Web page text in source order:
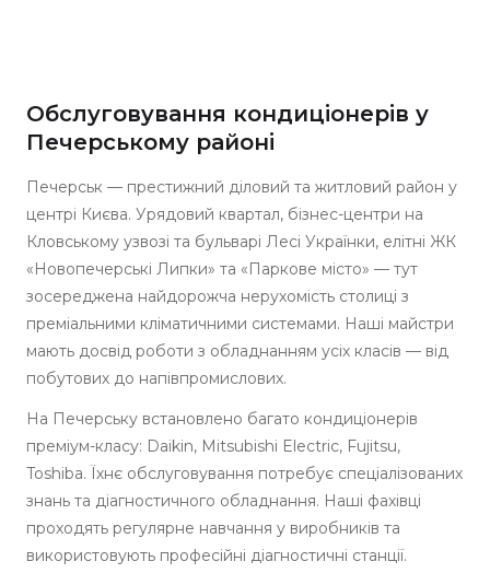
Обслуговування кондиціонерів у
Печерському районі
Печерськ — престижний діловий та житловий район у
центрі Києва. Урядовий квартал, бізнес-центри на
Кловському узвозі та бульварі Лесі Українки, елітні ЖК
«Новопечерські Липки» та «Паркове місто» — тут
зосереджена найдорожча нерухомість столиці з
преміальними кліматичними системами. Наші майстри
мають досвід роботи з обладнанням усіх класів — від
побутових до напівпромислових.
На Печерську встановлено багато кондиціонерів
преміум-класу: Daikin, Mitsubishi Electric, Fujitsu,
Toshiba. Їхнє обслуговування потребує спеціалізованих
знань та діагностичного обладнання. Наші фахівці
проходять регулярне навчання у виробників та
використовують професійні діагностичні станції.